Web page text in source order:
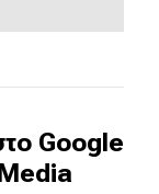
Google